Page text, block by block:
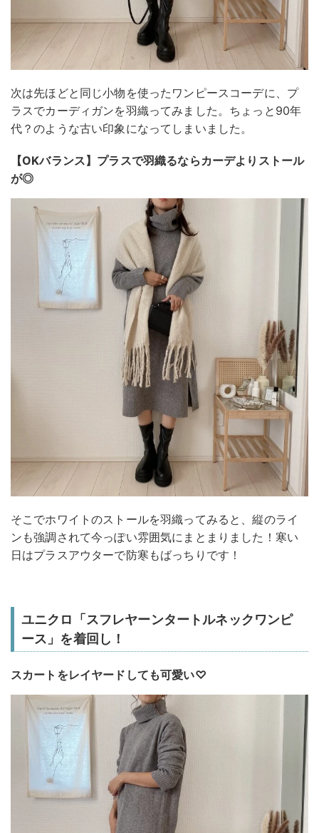
次は先ほどと同じ小物を使ったワンピースコーデに、プ
ラスでカーディガンを羽織ってみました。ちょっと90年
代？のような古い印象になってしまいました。
【OKバランス】プラスで羽織るならカーデよりストール
が◎
そこでホワイトのストールを羽織ってみると、縦のライ
ンも強調されて今っぽい雰囲気にまとまりました！寒い
日はプラスアウターで防寒もばっちりです！
ユニクロ「スフレヤーンタートルネックワンピ
ース」を着回し！
スカートをレイヤードしても可愛い♡